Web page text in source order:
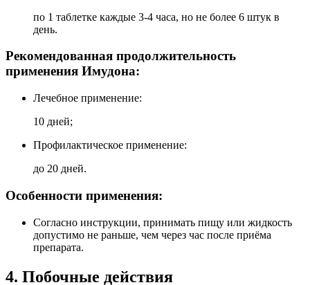
по 1 таблетке каждые 3-4 часа, но не более 6 штук в
день.
Рекомендованная продолжительность
применения Имудона:
Лечебное применение:
10 дней;
Профилактическое применение:
до 20 дней.
Особенности применения:
Согласно инструкции, принимать пищу или жидкость
допустимо не раньше, чем через час после приёма
препарата.
4. Побочные действия